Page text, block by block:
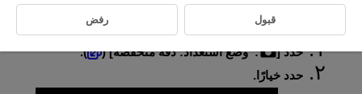
نتيجة لذلك، ربما يتيح لك هذا الأمر إمكانية تسجيل الأفلام لفترة أطول.
حدد [ :وضع استعداد: دقة منخفضة] (
).
حدد خيارًا.
قبول رفض